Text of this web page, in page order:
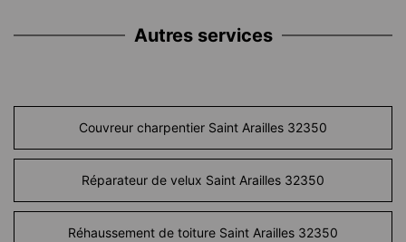
Autres services
Couvreur charpentier Saint Arailles 32350
Réparateur de velux Saint Arailles 32350
Réhaussement de toiture Saint Arailles 32350